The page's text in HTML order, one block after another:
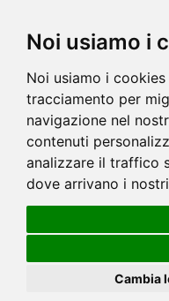
Noi usiamo i
Noi usiamo i
tracciamento per
navigazione nel
contenuti
analizzare il traffico
dove arrivano i
Cambia